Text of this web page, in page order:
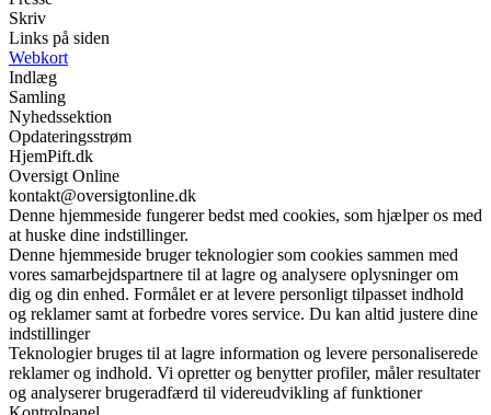
Skriv
Links på siden
Webkort
Indlæg
Samling
Nyhedssektion
Opdateringsstrøm
HjemPift.dk
Oversigt Online
kontakt@oversigtonline.dk
Denne hjemmeside fungerer bedst med cookies, som hjælper os med
at huske dine indstillinger.
Denne hjemmeside bruger teknologier som cookies sammen med
vores samarbejdspartnere til at lagre og analysere oplysninger om
dig og din enhed. Formålet er at levere personligt tilpasset indhold
og reklamer samt at forbedre vores service. Du kan altid justere dine
indstillinger
Teknologier bruges til at lagre information og levere personaliserede
reklamer og indhold. Vi opretter og benytter profiler, måler resultater
og analyserer brugeradfærd til videreudvikling af funktioner